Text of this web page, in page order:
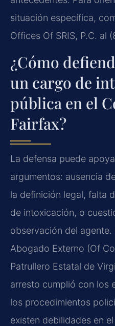
situación específica,
Offices Of SRIS, P.C. al
¿Cómo
un cargo de
pública en el
Fairfax?
La defensa puede
argumentos: ausencia
la definición legal, falta
de intoxicación, o
observación del
Abogado Externo (Of
Patrullero Estatal de
arresto cumplió con los
los procedimientos
existen debilidades en